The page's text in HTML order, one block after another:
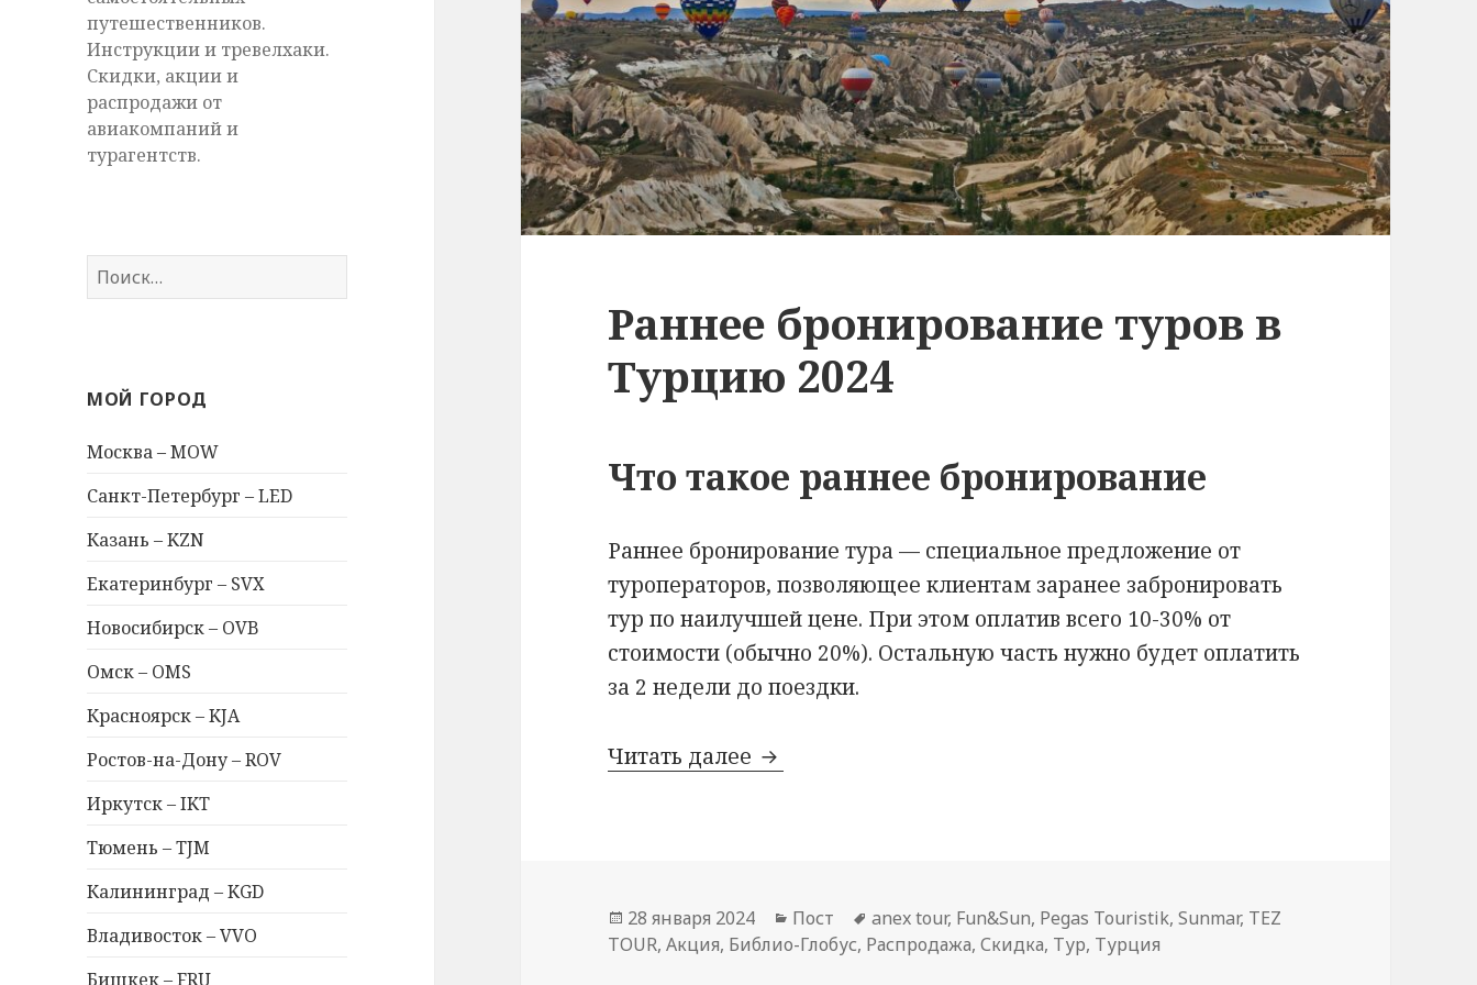
путешественников.
Инструкции и тревелхаки.
Скидки, акции и
распродажи от
авиакомпаний и
турагентств.
Найти:
МОЙ ГОРОД
Москва – MOW
Санкт-Петербург – LED
Казань – KZN
Екатеринбург – SVX
Новосибирск – OVB
Омск – OMS
Красноярск – KJA
Ростов-на-Дону – ROV
Иркутск – IKT
Тюмень – TJM
Калининград – KGD
Владивосток – VVO
Бишкек – FRU
Раннее бронирование туров в
Турцию 2024
Что такое раннее бронирование
Раннее бронирование тура — специальное предложение от
туроператоров, позволяющее клиентам заранее забронировать
тур по наилучшей цене. При этом оплатив всего 10-30% от
стоимости (обычно 20%). Остальную часть нужно будет оплатить
за 2 недели до поездки.
Читать далее Раннее бронирование туров в Турцию 2024
Опубликовано
28 января 2024 Рубрики
Пост Метки
anex tour, Fun&Sun, Pegas Touristik,Sunmar, TEZ
TOUR,Акция, Библио-Глобус, Распродажа,Скидка, Тур, Турция